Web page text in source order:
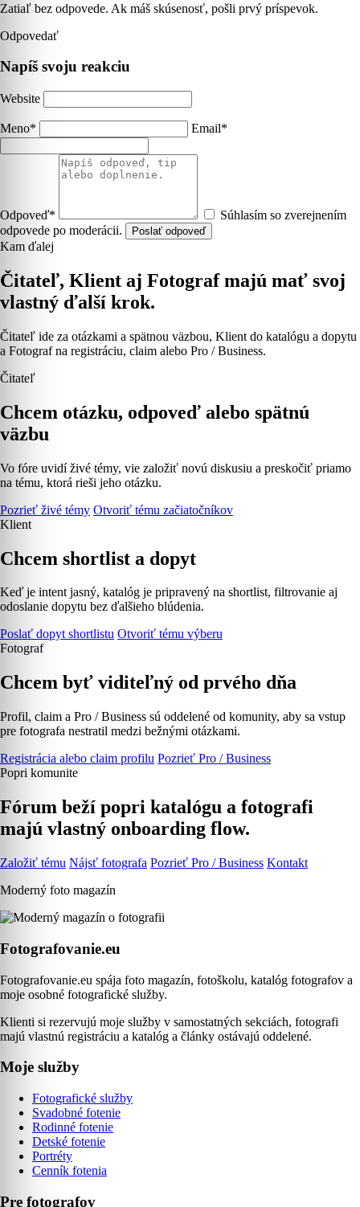
Zatiaľ bez odpovede. Ak máš skúsenosť, pošli prvý príspevok.
Odpovedať
Napíš svoju reakciu
Website
Meno* Email*
Odpoveď*
Súhlasím so zverejnením
odpovede po moderácii.
Poslať odpoveď
Kam ďalej
Čitateľ, Klient aj Fotograf majú mať svoj
vlastný ďalší krok.
Čitateľ ide za otázkami a spätnou väzbou, Klient do katalógu a dopytu
a Fotograf na registráciu, claim alebo Pro / Business.
Čitateľ
Chcem otázku, odpoveď alebo spätnú
väzbu
Vo fóre uvidí živé témy, vie založiť novú diskusiu a preskočiť priamo
na tému, ktorá rieši jeho otázku.
Pozrieť živé témy Otvoriť tému začiatočníkov
Klient
Chcem shortlist a dopyt
Keď je intent jasný, katalóg je pripravený na shortlist, filtrovanie aj
odoslanie dopytu bez ďalšieho blúdenia.
Poslať dopyt shortlistu Otvoriť tému výberu
Fotograf
Chcem byť viditeľný od prvého dňa
Profil, claim a Pro / Business sú oddelené od komunity, aby sa vstup
pre fotografa nestratil medzi bežnými otázkami.
Registrácia alebo claim profilu Pozrieť Pro / Business
Popri komunite
Fórum beží popri katalógu a fotografi
majú vlastný onboarding flow.
Založiť tému Nájsť fotografa Pozrieť Pro / Business Kontakt
Moderný foto magazín
Fotografovanie.eu
Fotografovanie.eu spája foto magazín, fotoškolu, katalóg fotografov a
moje osobné fotografické služby.
Klienti si rezervujú moje služby v samostatných sekciách, fotografi
majú vlastnú registráciu a katalóg a články ostávajú oddelené.
Moje služby
Fotografické služby
Svadobné fotenie
Rodinné fotenie
Detské fotenie
Portréty
Cenník fotenia
Pre fotografov